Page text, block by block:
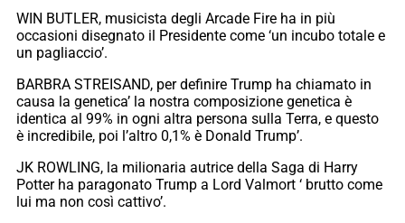
WIN BUTLER, musicista degli Arcade Fire ha in più
occasioni disegnato il Presidente come ‘un incubo totale e
un pagliaccio’.
BARBRA STREISAND, per definire Trump ha chiamato in
causa la genetica’ la nostra composizione genetica è
identica al 99% in ogni altra persona sulla Terra, e questo
è incredibile, poi l’altro 0,1% è Donald Trump’.
JK ROWLING, la milionaria autrice della Saga di Harry
Potter ha paragonato Trump a Lord Valmort ‘ brutto come
lui ma non così cattivo’.